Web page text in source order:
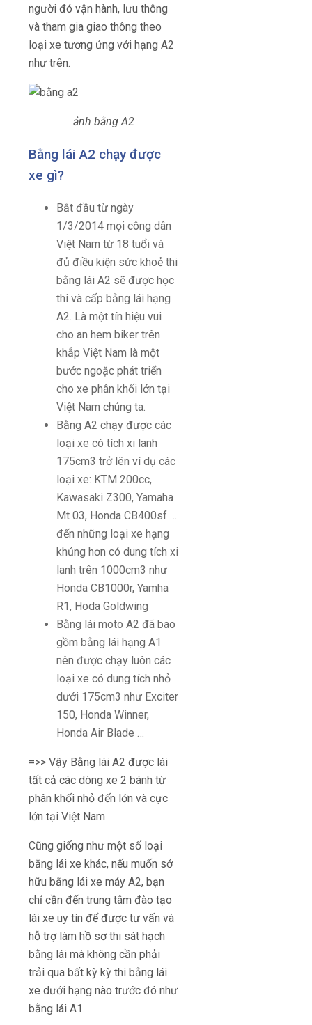
người đó vận hành, lưu thông
và tham gia giao thông theo
loại xe tương ứng với hạng A2
như trên.
ảnh bằng A2
Bằng lái A2 chạy được
xe gì?
Bắt đầu từ ngày
1/3/2014 mọi công dân
Việt Nam từ 18 tuổi và
đủ điều kiện sức khoẻ thi
bằng lái A2 sẽ được học
thi và cấp bằng lái hạng
A2. Là một tín hiệu vui
cho an hem biker trên
khắp Việt Nam là một
bước ngoặc phát triển
cho xe phân khối lớn tại
Việt Nam chúng ta.
Bằng A2 chạy được các
loại xe có tích xi lanh
175cm3 trở lên ví dụ các
loại xe: KTM 200cc,
Kawasaki Z300, Yamaha
Mt 03, Honda CB400sf …
đến những loại xe hạng
khủng hơn có dung tích xi
lanh trên 1000cm3 như
Honda CB1000r, Yamha
R1, Hoda Goldwing
Bằng lái moto A2 đã bao
gồm bằng lái hạng A1
nên được chạy luôn các
loại xe có dung tích nhỏ
dưới 175cm3 như Exciter
150, Honda Winner,
Honda Air Blade …
=>> Vậy Bằng lái A2 được lái
tất cả các dòng xe 2 bánh từ
phân khối nhỏ đến lớn và cực
lớn tại Việt Nam
Cũng giống như một số loại
bằng lái xe khác, nếu muốn sở
hữu bằng lái xe máy A2, bạn
chỉ cần đến trung tâm đào tạo
lái xe uy tín để được tư vấn và
hỗ trợ làm hồ sơ thi sát hạch
bằng lái mà không cần phải
trải qua bất kỳ kỳ thi bằng lái
xe dưới hạng nào trước đó như
bằng lái A1.